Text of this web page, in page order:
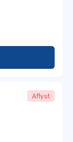
Aflyst